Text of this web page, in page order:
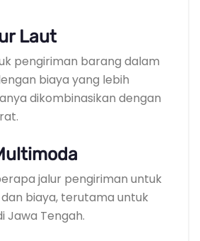
Laut
pengiriman barang dalam
biaya yang lebih
dikombinasikan dengan
jalur pengiriman untuk
biaya, terutama untuk
Jawa Tengah.